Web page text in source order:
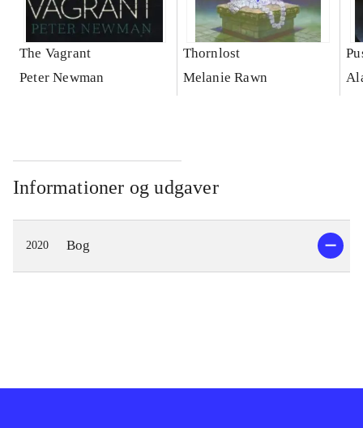
The Vagrant
Peter Newman
Thornlost
Melanie Rawn
Informationer og udgaver
2020 Bog